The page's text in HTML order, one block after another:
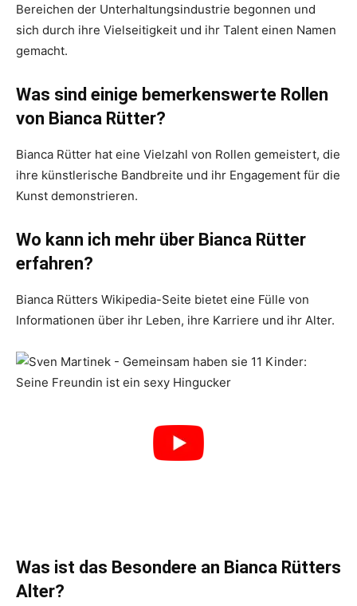
Bereichen der Unterhaltungsindustrie begonnen und
sich durch ihre Vielseitigkeit und ihr Talent einen Namen
gemacht.
Was sind einige bemerkenswerte Rollen
von Bianca Rütter?
Bianca Rütter hat eine Vielzahl von Rollen gemeistert, die
ihre künstlerische Bandbreite und ihr Engagement für die
Kunst demonstrieren.
Wo kann ich mehr über Bianca Rütter
erfahren?
Bianca Rütters Wikipedia-Seite bietet eine Fülle von
Informationen über ihr Leben, ihre Karriere und ihr Alter.
Was ist das Besondere an Bianca Rütters
Alter?